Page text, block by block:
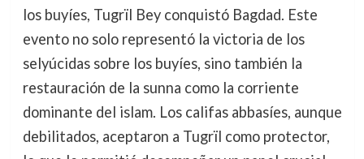
los buyíes, Tugrïl Bey conquistó Bagdad. Este
evento no solo representó la victoria de los
selyúcidas sobre los buyíes, sino también la
restauración de la sunna como la corriente
dominante del islam. Los califas abbasíes, aunque
debilitados, aceptaron a Tugrïl como protector,